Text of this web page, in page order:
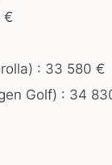
€
: 33 580 €
Golf) : 34